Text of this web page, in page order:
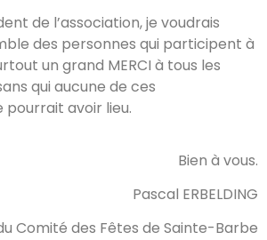
de l’association, je voudrais
des personnes qui participent à
un grand MERCI à tous les
qui aucune de ces
avoir lieu.
Bien à vous.
Pascal ERBELDING
Comité des Fêtes de Sainte-Barbe